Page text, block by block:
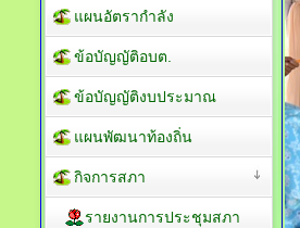
แผนอัตรากำลัง
ข้อบัญญัติอบต.
ข้อบัญญัติงบประมาณ
แผนพัฒนาท้องถิ่น
กิจการสภา
รายงานการประชุมสภา